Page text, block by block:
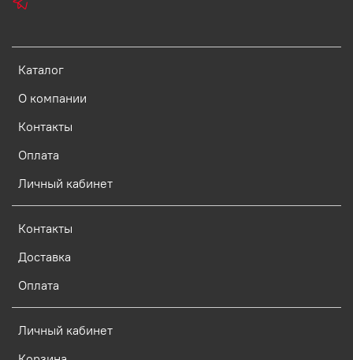
Каталог
О компании
Контакты
Оплата
Личный кабинет
Контакты
Доставка
Оплата
Личный кабинет